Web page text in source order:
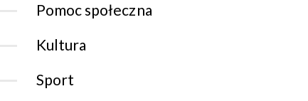
Pomoc społeczna
Kultura
Sport